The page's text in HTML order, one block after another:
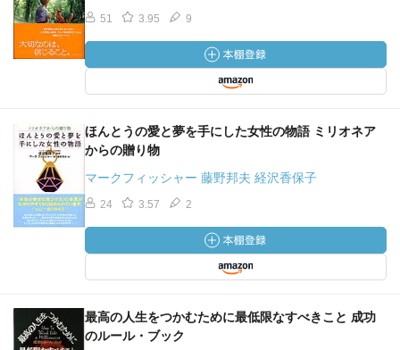
51 3.95 9
ほんとうの愛と夢を手にした女性の物語 ミリオネア
からの贈り物
マークフィッシャー 藤野邦夫 経沢香保子
24 3.57 2
最高の人生をつかむために最低限なすべきこと 成功
のルール・ブック